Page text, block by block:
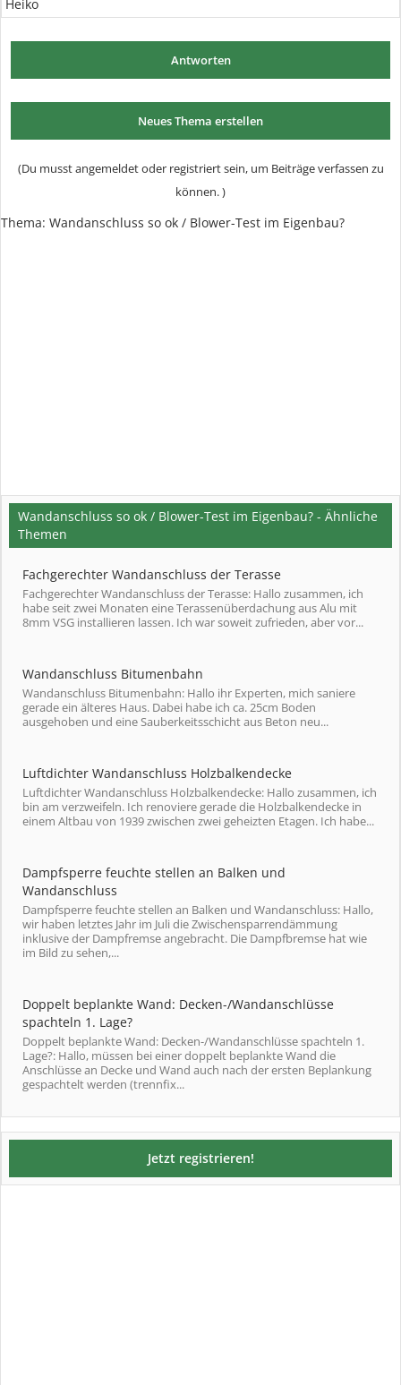
Heiko
Antworten
Neues Thema erstellen
(Du musst angemeldet oder registriert sein, um Beiträge verfassen zu
können. )
Thema: Wandanschluss so ok / Blower-Test im Eigenbau?
Wandanschluss so ok / Blower-Test im Eigenbau? - Ähnliche
Themen
Fachgerechter Wandanschluss der Terasse
Fachgerechter Wandanschluss der Terasse: Hallo zusammen, ich
habe seit zwei Monaten eine Terassenüberdachung aus Alu mit
8mm VSG installieren lassen. Ich war soweit zufrieden, aber vor...
Wandanschluss Bitumenbahn
Wandanschluss Bitumenbahn: Hallo ihr Experten, mich saniere
gerade ein älteres Haus. Dabei habe ich ca. 25cm Boden
ausgehoben und eine Sauberkeitsschicht aus Beton neu...
Luftdichter Wandanschluss Holzbalkendecke
Luftdichter Wandanschluss Holzbalkendecke: Hallo zusammen, ich
bin am verzweifeln. Ich renoviere gerade die Holzbalkendecke in
einem Altbau von 1939 zwischen zwei geheizten Etagen. Ich habe...
Dampfsperre feuchte stellen an Balken und
Wandanschluss
Dampfsperre feuchte stellen an Balken und Wandanschluss: Hallo,
wir haben letztes Jahr im Juli die Zwischensparrendämmung
inklusive der Dampfremse angebracht. Die Dampfbremse hat wie
im Bild zu sehen,...
Doppelt beplankte Wand: Decken-/Wandanschlüsse
spachteln 1. Lage?
Doppelt beplankte Wand: Decken-/Wandanschlüsse spachteln 1.
Lage?: Hallo, müssen bei einer doppelt beplankte Wand die
Anschlüsse an Decke und Wand auch nach der ersten Beplankung
gespachtelt werden (trennfix...
Jetzt registrieren!